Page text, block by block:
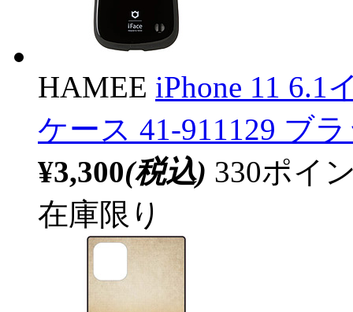
HAMEE iPhone 11 6.1
ケース 41-911129 ブ
¥3,300(税込) 330ポイ
在庫限り